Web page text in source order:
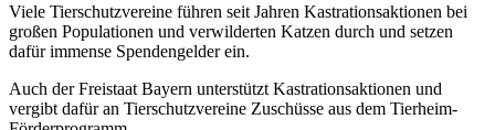
Viele Tierschutzvereine führen seit Jahren Kastrationsaktionen bei
großen Populationen und verwilderten Katzen durch und setzen
dafür immense Spendengelder ein.
Auch der Freistaat Bayern unterstützt Kastrationsaktionen und
vergibt dafür an Tierschutzvereine Zuschüsse aus dem Tierheim-